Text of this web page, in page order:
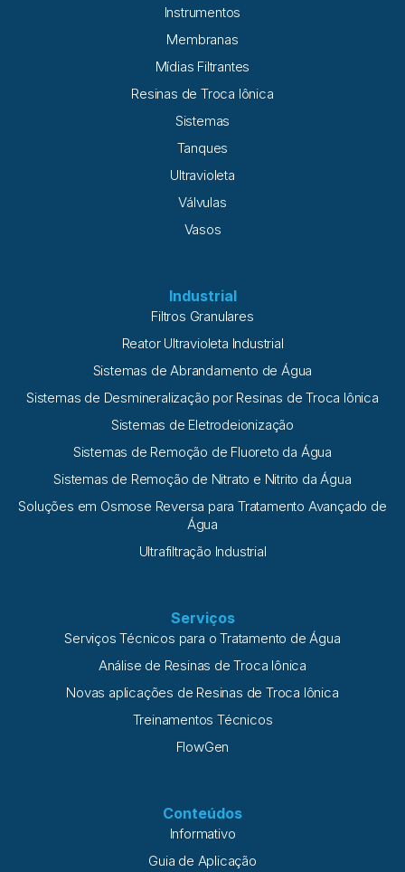
Instrumentos
Membranas
Mídias Filtrantes
Resinas de Troca Iônica
Sistemas
Tanques
Ultravioleta
Válvulas
Vasos
Industrial
Filtros Granulares
Reator Ultravioleta Industrial
Sistemas de Abrandamento de Água
Sistemas de Desmineralização por Resinas de Troca Iônica
Sistemas de Eletrodeionização
Sistemas de Remoção de Fluoreto da Água
Sistemas de Remoção de Nitrato e Nitrito da Água
Soluções em Osmose Reversa para Tratamento Avançado de
Água
Ultrafiltração Industrial
Serviços
Serviços Técnicos para o Tratamento de Água
Análise de Resinas de Troca Iônica
Novas aplicações de Resinas de Troca Iônica
Treinamentos Técnicos
FlowGen
Conteúdos
Informativo
Guia de Aplicação